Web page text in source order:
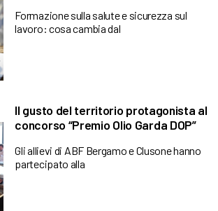
Formazione sulla salute e sicurezza sul
lavoro: cosa cambia dal
Il gusto del territorio protagonista al
concorso “Premio Olio Garda DOP”
Gli allievi di ABF Bergamo e Clusone hanno
partecipato alla